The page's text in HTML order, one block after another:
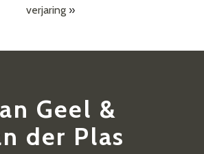
verjaring»
Geel &
der Plas